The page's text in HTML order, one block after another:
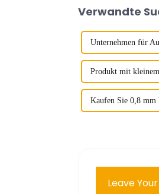
Verwandte
Unternehmen für
Produkt mit kleinem
Kaufen Sie 0,8 mm
Leave